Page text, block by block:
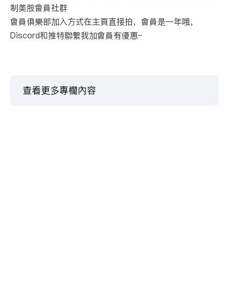
制美股會員社群
會員俱樂部加入方式在主頁直接拍，會員是一年哦，
Discord和推特聯繫我加會員有優惠~
查看更多專欄內容